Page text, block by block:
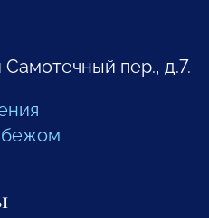
Самотечный пер., д.7.